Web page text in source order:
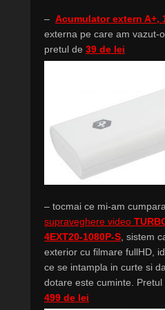
– Acumulator extern A+,
externa pe care am vazut-
pretul de 39 de lei
– tocmai ce mi-am
supraveghere video
4EXT20-1080P-S , sistem
exterior cu filmare fullHD,
ce se intampla in curte si
dotare este cuminte.
499 de lei